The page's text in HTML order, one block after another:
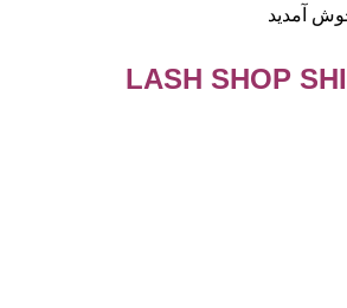
آمدید
LASH SHOP